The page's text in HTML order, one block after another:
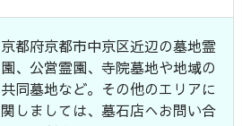
京都府京都市中京区近辺の墓地霊
園、公営霊園、寺院墓地や地域の
共同墓地など。その他のエリアに
関しましては、墓石店へお問い合